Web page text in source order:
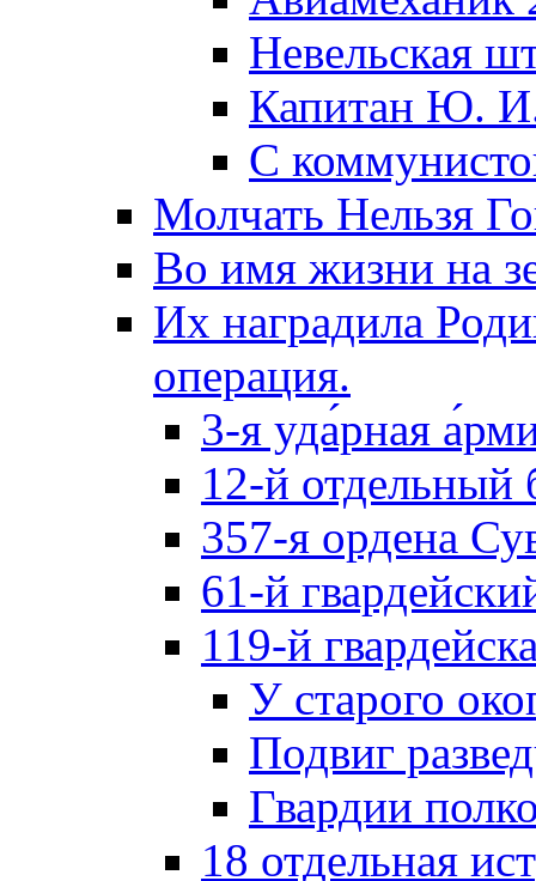
Невельская
Капитан Ю.
С
Молчать Нельзя
Во имя жизни на
Их наградила
операция.
3-я уда́рная
12-й отдельный
357-я ордена
61-й
119-й
У старого
Подвиг
Гвардии
18 отдельная